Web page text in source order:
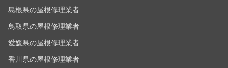
島根県の屋根修理業者
鳥取県の屋根修理業者
愛媛県の屋根修理業者
香川県の屋根修理業者